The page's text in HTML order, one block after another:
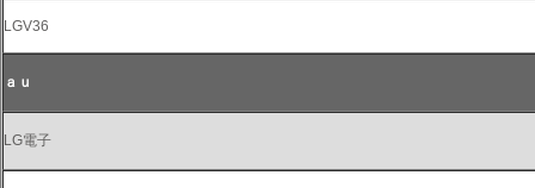
LGV36
ａｕ
LG電子